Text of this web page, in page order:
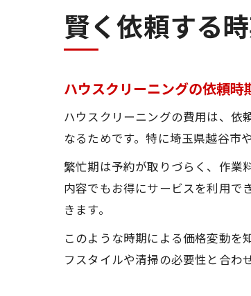
賢く依頼する
ハウスクリーニングの依頼時
ハウスクリーニングの費用は、依
なるためです。特に埼玉県越谷市
繁忙期は予約が取りづらく、作業
内容でもお得にサービスを利用で
きます。
このような時期による価格変動を
フスタイルや清掃の必要性と合わ